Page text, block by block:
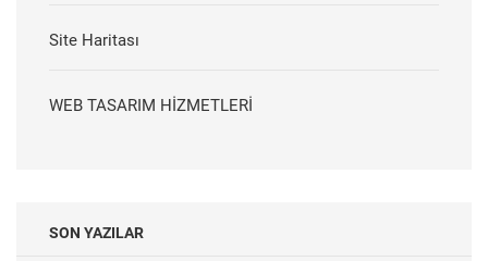
Site Haritası
WEB TASARIM HİZMETLERİ
SON YAZILAR